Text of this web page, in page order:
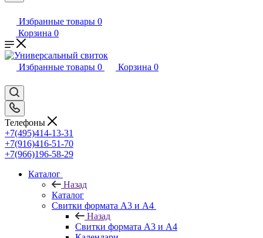
Избранные товары 0
Корзина 0
Избранные товары 0 Корзина 0
Телефоны
+7(495)414-13-31
+7(916)416-51-70
+7(966)196-58-29
Каталог
Назад
Каталог
Свитки формата А3 и А4
Назад
Свитки формата А3 и А4